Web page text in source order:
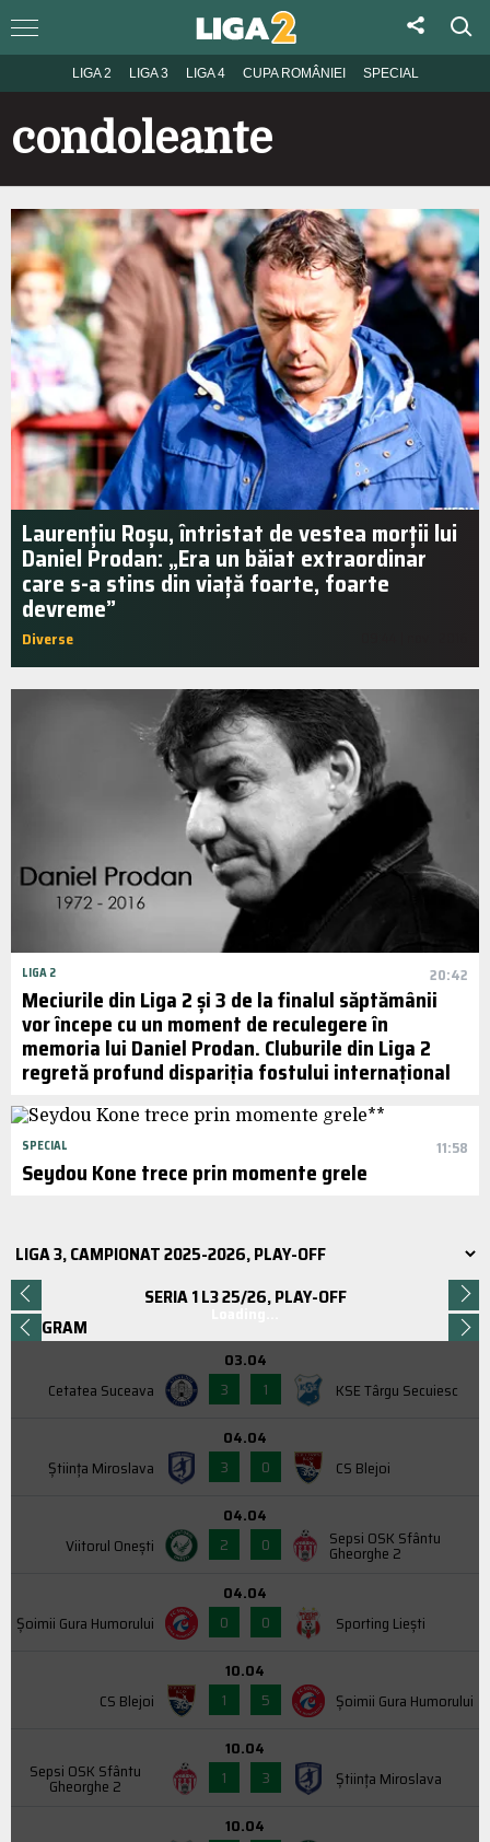
LIGA 2 LIGA 3 LIGA 4 CUPA ROMÂNIEI SPECIAL
condoleante
Laurențiu Roșu, întristat de vestea morții lui
Daniel Prodan: „Era un băiat extraordinar
care s-a stins din viață foarte, foarte
devreme”
Diverse
LIGA 2 20:42
Meciurile din Liga 2 și 3 de la finalul săptămânii
vor începe cu un moment de reculegere în
memoria lui Daniel Prodan. Cluburile din Liga 2
regretă profund dispariția fostului internațional
SPECIAL 11:58
Seydou Kone trece prin momente grele
SERIA 1 L3 25/26, PLAY-OFF
PROGRAM
Cetatea Suceava
03.04
3
1 KSE Târgu Secuiesc
Știința Miroslava
04.04
3
0 CS Blejoi
Viitorul Onești
04.04
2
0 Sepsi OSK Sfântu
Gheorghe 2
Şoimii Gura Humorului
04.04
0
0 Sporting Liești
CS Blejoi
10.04
1
5 Şoimii Gura Humorului
Sepsi OSK Sfântu
Gheorghe 2
10.04
1
3 Știința Miroslava
10.04